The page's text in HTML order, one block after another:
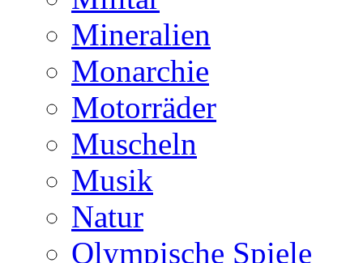
Mineralien
Monarchie
Motorräder
Muscheln
Musik
Natur
Olympische Spiele